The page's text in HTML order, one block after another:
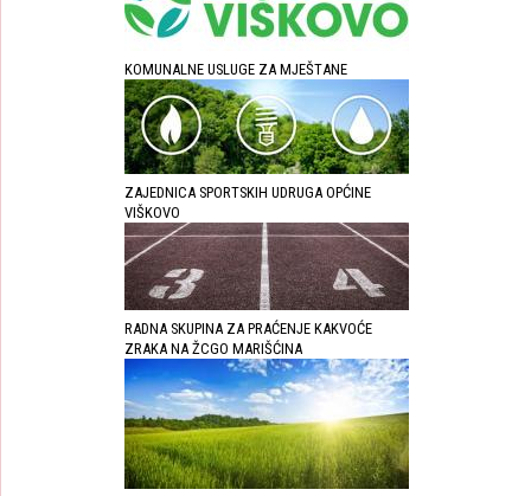
KOMUNALNE USLUGE ZA MJEŠTANE
ZAJEDNICA SPORTSKIH UDRUGA OPĆINE
VIŠKOVO
RADNA SKUPINA ZA PRAĆENJE KAKVOĆE
ZRAKA NA ŽCGO MARIŠĆINA